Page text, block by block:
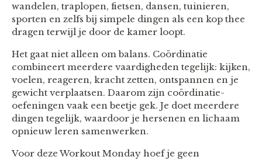
wandelen, traplopen, fietsen, dansen, tuinieren,
sporten en zelfs bij simpele dingen als een kop thee
dragen terwijl je door de kamer loopt.
Het gaat niet alleen om balans. Coördinatie
combineert meerdere vaardigheden tegelijk: kijken,
voelen, reageren, kracht zetten, ontspannen en je
gewicht verplaatsen. Daarom zijn coördinatie-
oefeningen vaak een beetje gek. Je doet meerdere
dingen tegelijk, waardoor je hersenen en lichaam
opnieuw leren samenwerken.
Voor deze Workout Monday hoef je geen